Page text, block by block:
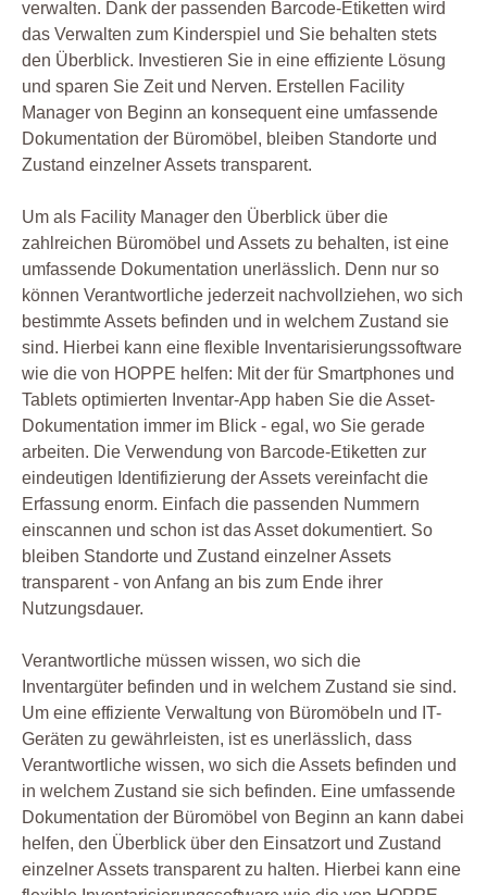
verwalten. Dank der passenden Barcode-Etiketten wird
das Verwalten zum Kinderspiel und Sie behalten stets
den Überblick. Investieren Sie in eine effiziente Lösung
und sparen Sie Zeit und Nerven. Erstellen Facility
Manager von Beginn an konsequent eine umfassende
Dokumentation der Büromöbel, bleiben Standorte und
Zustand einzelner Assets transparent.
Um als Facility Manager den Überblick über die
zahlreichen Büromöbel und Assets zu behalten, ist eine
umfassende Dokumentation unerlässlich. Denn nur so
können Verantwortliche jederzeit nachvollziehen, wo sich
bestimmte Assets befinden und in welchem Zustand sie
sind. Hierbei kann eine flexible Inventarisierungssoftware
wie die von HOPPE helfen: Mit der für Smartphones und
Tablets optimierten Inventar-App haben Sie die Asset-
Dokumentation immer im Blick - egal, wo Sie gerade
arbeiten. Die Verwendung von Barcode-Etiketten zur
eindeutigen Identifizierung der Assets vereinfacht die
Erfassung enorm. Einfach die passenden Nummern
einscannen und schon ist das Asset dokumentiert. So
bleiben Standorte und Zustand einzelner Assets
transparent - von Anfang an bis zum Ende ihrer
Nutzungsdauer.
Verantwortliche müssen wissen, wo sich die
Inventargüter befinden und in welchem Zustand sie sind.
Um eine effiziente Verwaltung von Büromöbeln und IT-
Geräten zu gewährleisten, ist es unerlässlich, dass
Verantwortliche wissen, wo sich die Assets befinden und
in welchem Zustand sie sich befinden. Eine umfassende
Dokumentation der Büromöbel von Beginn an kann dabei
helfen, den Überblick über den Einsatzort und Zustand
einzelner Assets transparent zu halten. Hierbei kann eine